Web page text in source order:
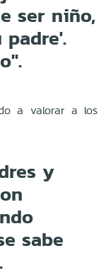
ser niño,
a valorar a los
y
sabe